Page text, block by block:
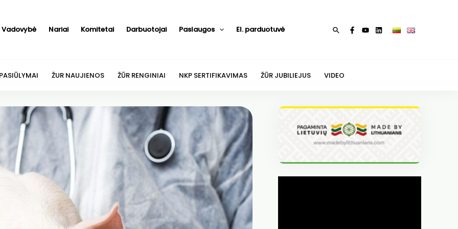
Vadovybė Nariai Komitetai Darbuotojai Paslaugos El. parduotuvė Paieška
ŽUR NAUJIENOS ŽŪR RENGINIAI NKP SERTIFIKAVIMAS ŽŪR JUBILIEJUS VIDEO